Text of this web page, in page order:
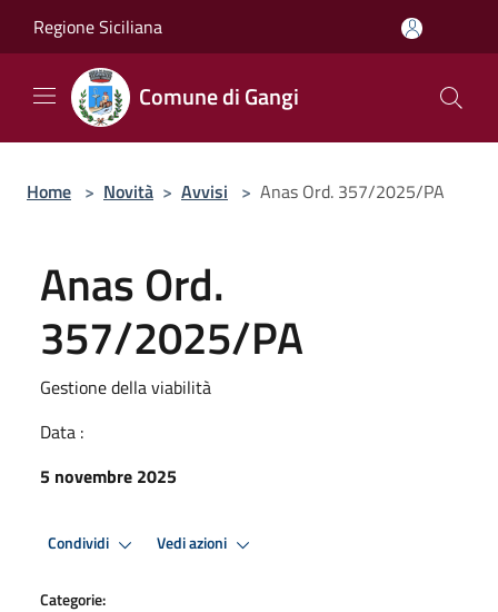
Regione Siciliana
Comune di Gangi
Home > Novità > Avvisi > Anas Ord. 357/2025/PA
Anas Ord.
357/2025/PA
Gestione della viabilità
Data :
5 novembre 2025
Condividi Vedi azioni
Categorie: